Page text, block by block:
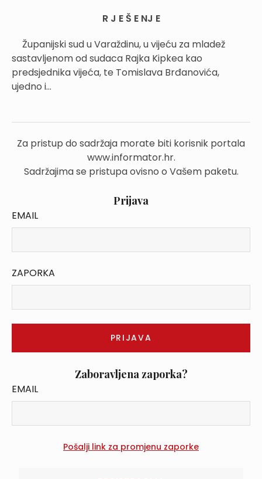
R J E Š E NJ E
Županijski sud u Varaždinu, u vijeću za mladež
sastavljenom od sudaca Rajka Kipkea kao
predsjednika vijeća, te Tomislava Brđanovića,
ujedno i...
Za pristup do sadržaja morate biti korisnik portala
www.informator.hr.
Sadržajima se pristupa ovisno o Vašem paketu.
Prijava
EMAIL
ZAPORKA
Zaboravljena zaporka?
EMAIL